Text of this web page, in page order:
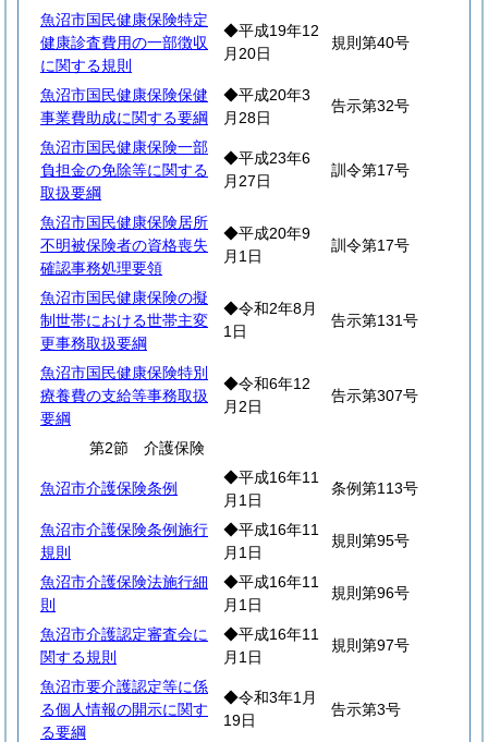
魚沼市国民健康保険特定
健康診査費用の一部徴収
に関する規則
◆平成19年12
月20日
規則第40号
魚沼市国民健康保険保健
事業費助成に関する要綱
◆平成20年3
月28日
告示第32号
魚沼市国民健康保険一部
負担金の免除等に関する
取扱要綱
◆平成23年6
月27日
訓令第17号
魚沼市国民健康保険居所
不明被保険者の資格喪失
確認事務処理要領
◆平成20年9
月1日
訓令第17号
魚沼市国民健康保険の擬
制世帯における世帯主変
更事務取扱要綱
◆令和2年8月
1日
告示第131号
魚沼市国民健康保険特別
療養費の支給等事務取扱
要綱
◆令和6年12
月2日
告示第307号
第2節 介護保険
魚沼市介護保険条例
◆平成16年11
月1日
条例第113号
魚沼市介護保険条例施行
規則
◆平成16年11
月1日
規則第95号
魚沼市介護保険法施行細
則
◆平成16年11
月1日
規則第96号
魚沼市介護認定審査会に
関する規則
◆平成16年11
月1日
規則第97号
魚沼市要介護認定等に係
る個人情報の開示に関す
る要綱
◆令和3年1月
19日
告示第3号